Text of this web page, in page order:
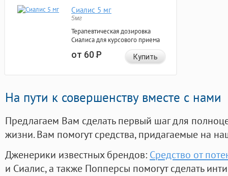
Сиалис 5 мг
5мг
Терапевтическая дозировка
Сиалиса для курсового приема
от 60Р Купить
На пути к совершенству вместе с нами
Предлагаем Вам сделать первый шаг для
жизни. Вам помогут средства, придагаемые на
Дженерики известных брендов: Средство от
и Сиалис, а также Попперсы помогут сделать